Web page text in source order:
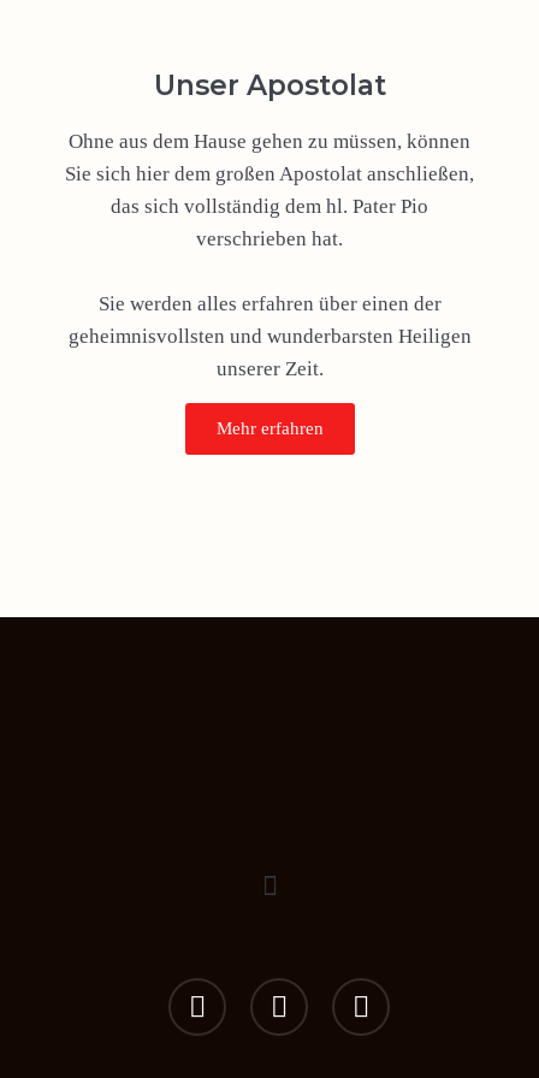
Unser Apostolat
Ohne aus dem Hause gehen zu müssen, können
Sie sich hier dem großen Apostolat anschließen,
das sich vollständig dem hl. Pater Pio
verschrieben hat.
Sie werden alles erfahren über einen der
geheimnisvollsten und wunderbarsten Heiligen
unserer Zeit.
Mehr erfahren